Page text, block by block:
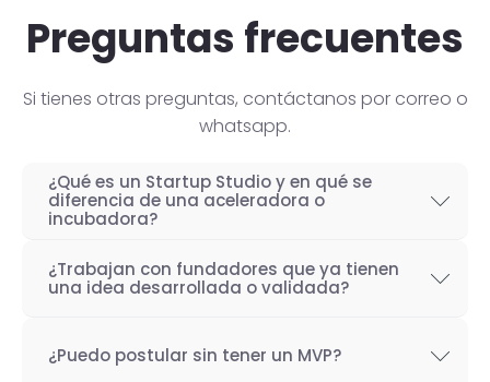
Preguntas frecuentes
Si tienes otras preguntas, contáctanos por correo o
whatsapp.
¿Qué es un Startup Studio y en qué se
diferencia de una aceleradora o
incubadora?
Un Startup Studio es una organización capaz
de construir startups de manera iterativa,
con experiencia. También se les conoce
¿Trabajan con fundadores que ya tienen
una idea desarrollada o validada?
Startup Studio es lograr un proceso iterativo
¿Puedo postular sin tener un MVP?